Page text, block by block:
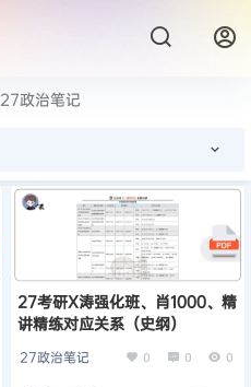
27政治笔记
27考研X涛强化班、肖1000、精
讲精练对应关系（史纲）
27政治笔记 0 0 0